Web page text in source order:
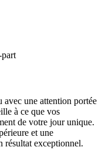
avec une attention portée
à ce que vos
de votre jour unique.
et une
résultat exceptionnel.